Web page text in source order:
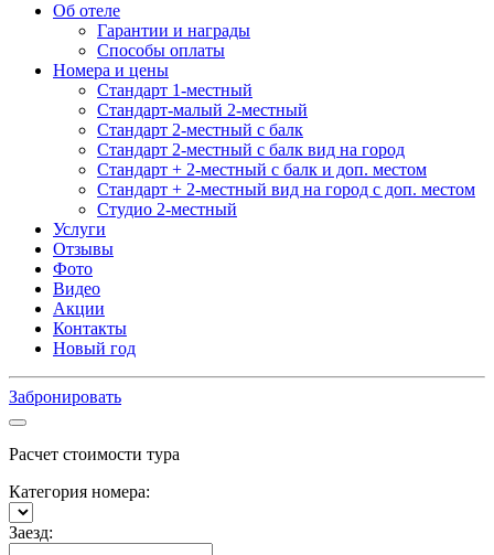
Об отеле
Гарантии и награды
Способы оплаты
Номера и цены
Стандарт 1-местный
Стандарт-малый 2-местный
Стандарт 2-местный с балк
Стандарт 2-местный с балк вид на город
Стандарт + 2-местный с балк и доп. местом
Стандарт + 2-местный вид на город с доп. местом
Студио 2-местный
Услуги
Отзывы
Фото
Видео
Акции
Контакты
Новый год
Забронировать
Расчет стоимости тура
Категория номера:
Заезд: